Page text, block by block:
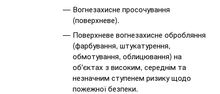
Вогнезахисне просочування
(поверхневе).
Поверхневе вогнезахисне обробляння
(фарбування, штукатурення,
обмотування, облицювання) на
об'єктах з високим, середнім та
незначним ступенем ризику щодо
пожежної безпеки.